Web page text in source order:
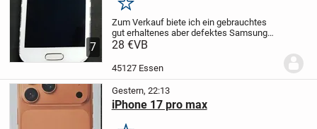
7
Merken
Zum Verkauf biete ich ein gebrauchtes
gut erhaltenes aber defektes Samsung
Galaxy S Duos GT-7562 an.
paar Gebrauchsspuren auf. Am
28 €VB
45127 Essen
Gestern, 22:13
iPhone 17 pro max